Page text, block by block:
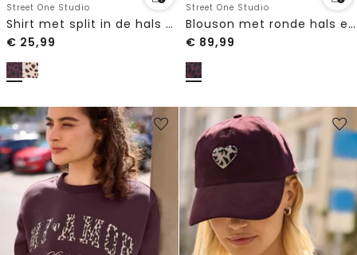
Street One Studio
Shirt met split in de hals en luipaardprint
€ 25,99
Street One Studio
Blouson met ronde hals en luipaardprint
€ 89,99